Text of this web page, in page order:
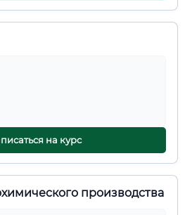
на курс
производства